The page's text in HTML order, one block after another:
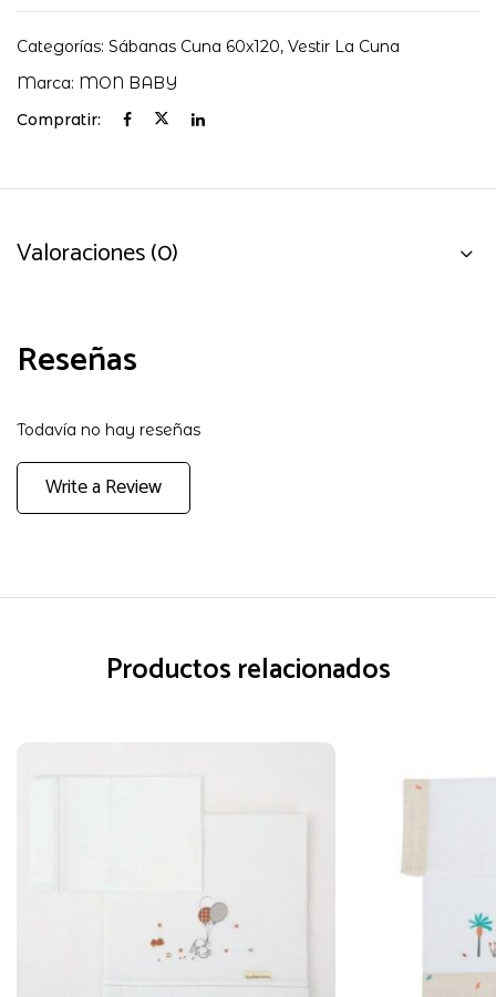
Categorías: Sábanas Cuna 60x120, Vestir La Cuna
Marca: MON BABY
Compratir:
Valoraciones (0)
Reseñas
Todavía no hay reseñas
Write a Review
Productos relacionados